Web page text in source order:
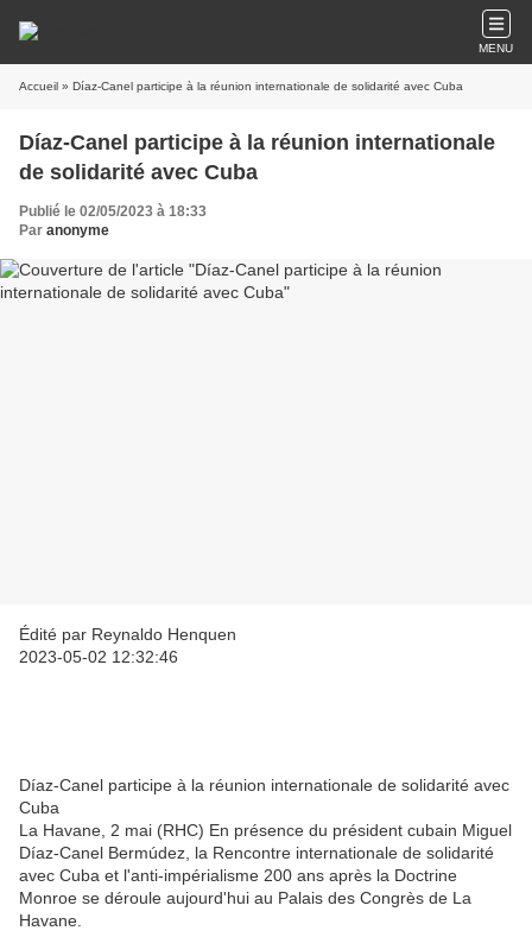
MENU
Accueil » Díaz-Canel participe à la réunion internationale de solidarité avec Cuba
Díaz-Canel participe à la réunion internationale
de solidarité avec Cuba
Publié le 02/05/2023 à 18:33
Par anonyme
Édité par Reynaldo Henquen
2023-05-02 12:32:46
Díaz-Canel participe à la réunion internationale de solidarité avec
Cuba
La Havane, 2 mai (RHC) En présence du président cubain Miguel
Díaz-Canel Bermúdez, la Rencontre internationale de solidarité
avec Cuba et l'anti-impérialisme 200 ans après la Doctrine
Monroe se déroule aujourd'hui au Palais des Congrès de La
Havane.